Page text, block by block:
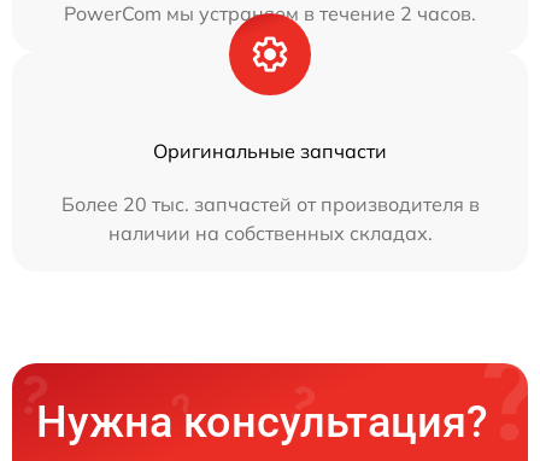
PowerCom мы устраняем в течение 2 часов.
Оригинальные запчасти
Более 20 тыс. запчастей от производителя в
наличии на собственных складах.
Нужна консультация?